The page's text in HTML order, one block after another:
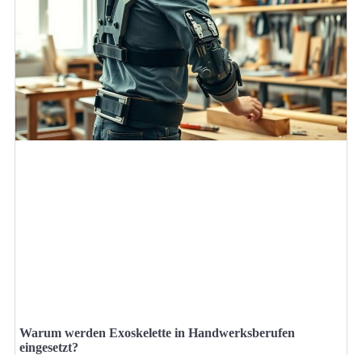
Warum werden Exoskelette in Handwerksberufen
eingesetzt?